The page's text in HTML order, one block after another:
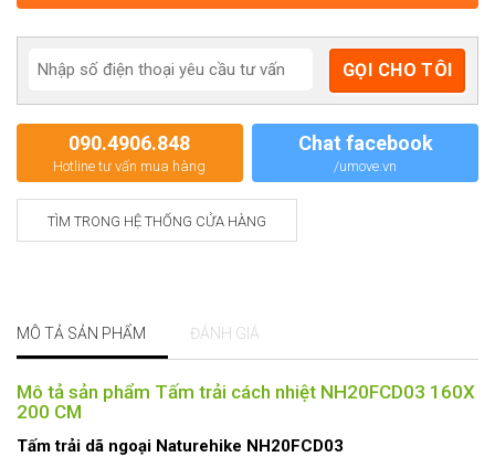
090.4906.848
Hotline tư vấn mua hàng
Chat facebook
/umove.vn
TÌM TRONG HỆ THỐNG CỬA HÀNG
MÔ TẢ SẢN PHẨM ĐÁNH GIÁ
Mô tả sản phẩm Tấm trải cách nhiệt NH20FCD03 160X
200 CM
Tấm trải dã ngoại Naturehike NH20FCD03